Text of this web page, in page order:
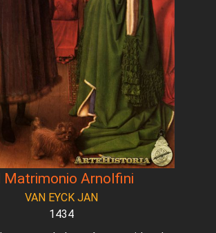
Matrimonio Arnolfini
VAN EYCK JAN
1434